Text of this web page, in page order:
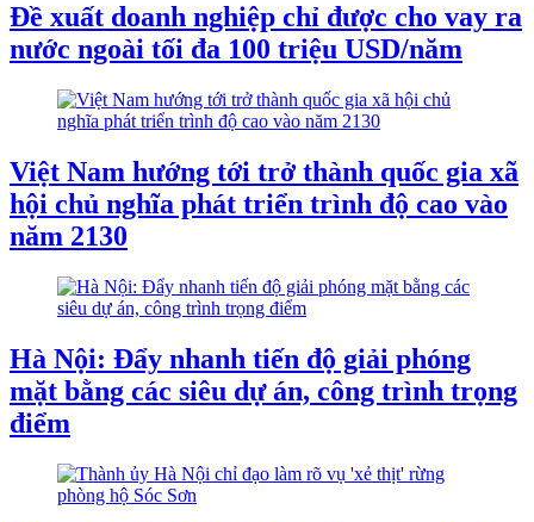
Đề xuất doanh nghiệp chỉ được cho vay ra
nước ngoài tối đa 100 triệu USD/năm
Việt Nam hướng tới trở thành quốc gia xã
hội chủ nghĩa phát triển trình độ cao vào
năm 2130
Hà Nội: Đẩy nhanh tiến độ giải phóng
mặt bằng các siêu dự án, công trình trọng
điểm